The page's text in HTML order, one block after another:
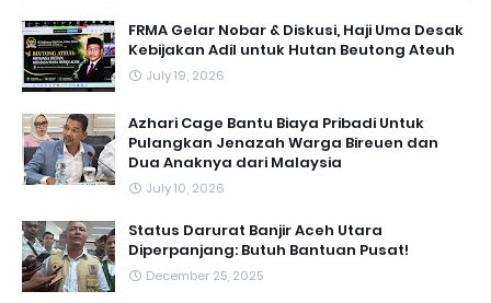
FRMA Gelar Nobar & Diskusi, Haji Uma Desak
Kebijakan Adil untuk Hutan Beutong Ateuh
July 19, 2026
Azhari Cage Bantu Biaya Pribadi Untuk
Pulangkan Jenazah Warga Bireuen dan
Dua Anaknya dari Malaysia
July 10, 2026
Status Darurat Banjir Aceh Utara
Diperpanjang: Butuh Bantuan Pusat!
December 25, 2025